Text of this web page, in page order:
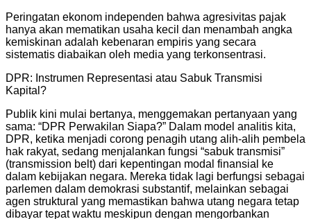
Peringatan ekonom independen bahwa agresivitas pajak
hanya akan mematikan usaha kecil dan menambah angka
kemiskinan adalah kebenaran empiris yang secara
sistematis diabaikan oleh media yang terkonsentrasi.
DPR: Instrumen Representasi atau Sabuk Transmisi
Kapital?
Publik kini mulai bertanya, menggemakan pertanyaan yang
sama: “DPR Perwakilan Siapa?” Dalam model analitis kita,
DPR, ketika menjadi corong penagih utang alih-alih pembela
hak rakyat, sedang menjalankan fungsi “sabuk transmisi”
(transmission belt) dari kepentingan modal finansial ke
dalam kebijakan negara. Mereka tidak lagi berfungsi sebagai
parlemen dalam demokrasi substantif, melainkan sebagai
agen struktural yang memastikan bahwa utang negara tetap
dibayar tepat waktu meskipun dengan mengorbankan